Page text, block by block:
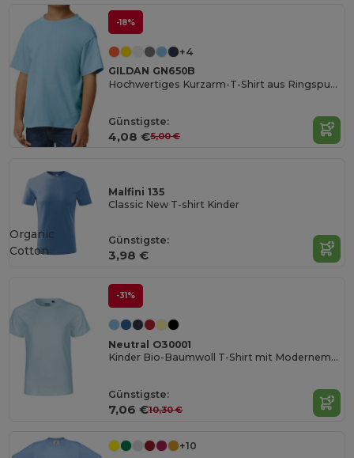
-18%
+4
GILDAN GN650B
Hochwertiges Kurzarm-T-Shirt aus Ringspun-Baumwolle
Günstigste:
4,08 €5,00 €
Malfini 135
Classic New T-shirt Kinder
Günstigste:
3,98 €
Organic
Cotton
-31%
Neutral O30001
Kinder Bio-Baumwoll T-Shirt mit Modernem Schnitt
Günstigste:
7,06 €10,30 €
+10